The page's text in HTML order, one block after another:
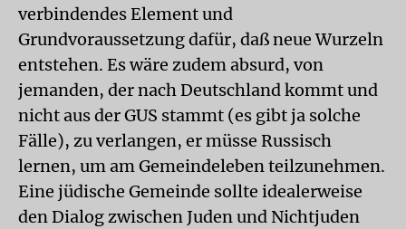
verbindendes Element und
Grundvoraussetzung dafür, daß neue Wurzeln
entstehen. Es wäre zudem absurd, von
jemanden, der nach Deutschland kommt und
nicht aus der GUS stammt (es gibt ja solche
Fälle), zu verlangen, er müsse Russisch
lernen, um am Gemeindeleben teilzunehmen.
Eine jüdische Gemeinde sollte idealerweise
den Dialog zwischen Juden und Nichtjuden